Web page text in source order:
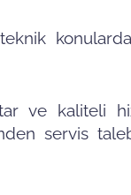
ve kaliteli
servis